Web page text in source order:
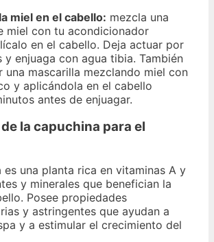
miel en el cabello: mezcla una
miel con tu acondicionador
en el cabello. Deja actuar por
y enjuaga con agua tibia. También
una mascarilla mezclando miel con
y aplicándola en el cabello
antes de enjuagar.
la capuchina para el
es una planta rica en vitaminas A y
y minerales que benefician la
Posee propiedades
y astringentes que ayudan a
y a estimular el crecimiento del